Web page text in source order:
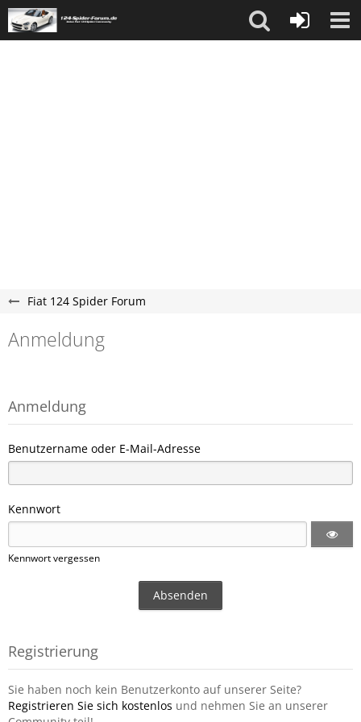
Fiat 124 Spider Forum
Anmeldung
Anmeldung
Benutzername oder E-Mail-Adresse
Kennwort
Kennwort vergessen
Registrierung
Sie haben noch kein Benutzerkonto auf unserer Seite?
Registrieren Sie sich kostenlos und nehmen Sie an unserer